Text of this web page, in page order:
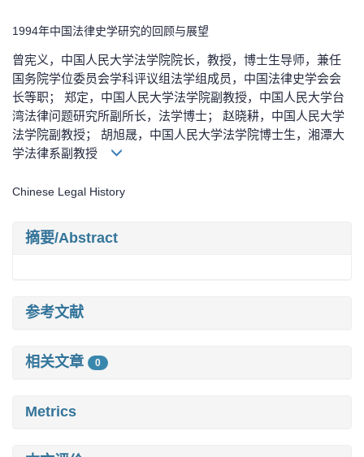
1994年中国法律史学研究的回顾与展望
曾宪义，中国人民大学法学院院长，教授，博士生导师，兼任
国务院学位委员会学科评议组法学组成员，中国法律史学会会
长等职； 郑定，中国人民大学法学院副教授，中国人民大学台
湾法律问题研究所副所长，法学博士； 赵晓耕，中国人民大学
法学院副教授； 胡旭晟，中国人民大学法学院博士生，湘潭大
学法律系副教授
Chinese Legal History
摘要/Abstract
参考文献
相关文章 0
Metrics